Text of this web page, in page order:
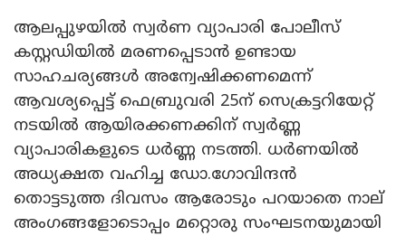
ആലപ്പുഴയിൽ സ്വർണ വ്യാപാരി പോലീസ്
കസ്റ്റഡിയിൽ മരണപ്പെടാൻ ഉണ്ടായ
സാഹചര്യങ്ങൾ അന്വേഷിക്കണമെന്ന്
ആവശ്യപ്പെട്ട് ഫെബ്രുവരി 25ന് സെക്രട്ടറിയേറ്റ്
നടയിൽ ആയിരക്കണക്കിന് സ്വർണ്ണ
വ്യാപാരികളുടെ ധർണ്ണ നടത്തി. ധർണയിൽ
അധ്യക്ഷത വഹിച്ച ഡോ.ഗോവിന്ദൻ
തൊട്ടടുത്ത ദിവസം ആരോടും പറയാതെ നാല്
അംഗങ്ങളോടൊപ്പം മറ്റൊരു സംഘടനയുമായി